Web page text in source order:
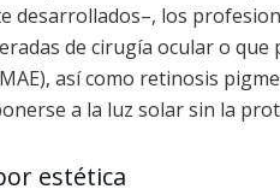
desarrollados–, los
de cirugía ocular o que
así como retinosis
a la luz solar sin la
estética